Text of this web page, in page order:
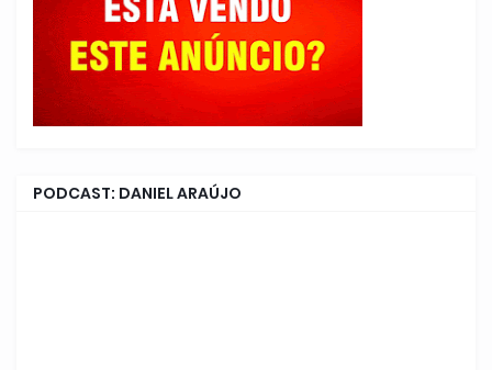
PODCAST: DANIEL ARAÚJO